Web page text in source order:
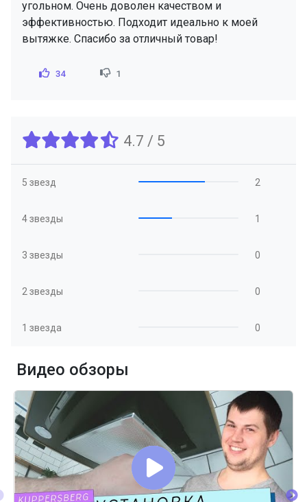
угольном. Очень доволен качеством и
эффективностью. Подходит идеально к моей
вытяжке. Спасибо за отличный товар!
34 1
4.7 / 5
5 звезд 2
4 звезды 1
3 звезды 0
2 звезды 0
1 звезда 0
Видео обзоры